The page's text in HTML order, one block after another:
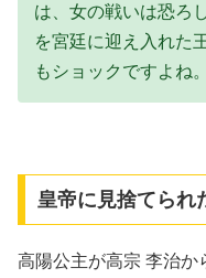
は、女の戦いは恐ろ
を宮廷に迎え入れた
もショックですよね。
皇帝に見捨てられ
高陽公主が高宗 李治か